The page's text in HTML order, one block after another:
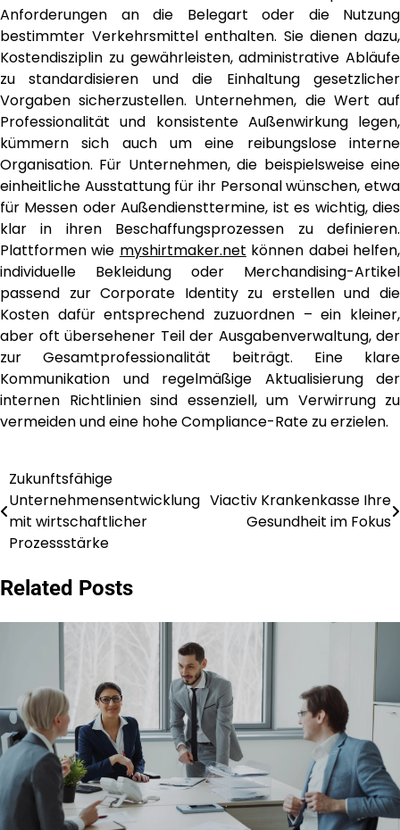
Anforderungen an die Belegart oder die Nutzung
bestimmter Verkehrsmittel enthalten. Sie dienen dazu,
Kostendisziplin zu gewährleisten, administrative Abläufe
zu standardisieren und die Einhaltung gesetzlicher
Vorgaben sicherzustellen. Unternehmen, die Wert auf
Professionalität und konsistente Außenwirkung legen,
kümmern sich auch um eine reibungslose interne
Organisation. Für Unternehmen, die beispielsweise eine
einheitliche Ausstattung für ihr Personal wünschen, etwa
für Messen oder Außendiensttermine, ist es wichtig, dies
klar in ihren Beschaffungsprozessen zu definieren.
Plattformen wie myshirtmaker.net können dabei helfen,
individuelle Bekleidung oder Merchandising-Artikel
passend zur Corporate Identity zu erstellen und die
Kosten dafür entsprechend zuzuordnen – ein kleiner,
aber oft übersehener Teil der Ausgabenverwaltung, der
zur Gesamtprofessionalität beiträgt. Eine klare
Kommunikation und regelmäßige Aktualisierung der
internen Richtlinien sind essenziell, um Verwirrung zu
vermeiden und eine hohe Compliance-Rate zu erzielen.
Post
navigation
Zukunftsfähige
Unternehmensentwicklung
mit wirtschaftlicher
Prozessstärke
Viactiv Krankenkasse Ihre
Gesundheit im Fokus
Related Posts